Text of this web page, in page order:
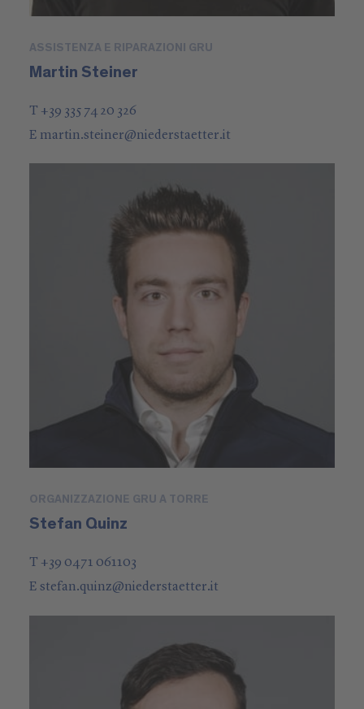
ASSISTENZA E RIPARAZIONI GRU
Martin Steiner
T +39 335 74 20 326
E martin.steiner@niederstaetter.it
ORGANIZZAZIONE GRU A TORRE
Stefan Quinz
T +39 0471 061103
Estefan.quinz@niederstaetter.it